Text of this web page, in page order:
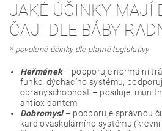
JAKÉ ÚČINKY MAJÍ
ČAJI DLE BÁBY
* povolené účinky dle platné legislativy
Heřmánek– podporuje normální
funkci dýchacího systému,
obranyschopnost – posiluje
antioxidantem
Dobromysl– podporuje správnou
kardiovaskulárního systému